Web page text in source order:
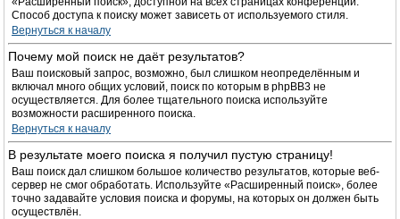
Способ доступа к поиску может зависеть от используемого стиля.
Вернуться к началу
Почему мой поиск не даёт результатов?
Ваш поисковый запрос, возможно, был слишком неопределённым и
включал много общих условий, поиск по которым в phpBB3 не
осуществляется. Для более тщательного поиска используйте
возможности расширенного поиска.
Вернуться к началу
В результате моего поиска я получил пустую страницу!
Ваш поиск дал слишком большое количество результатов, которые веб-
сервер не смог обработать. Используйте «Расширенный поиск», более
точно задавайте условия поиска и форумы, на которых он должен быть
осуществлён.